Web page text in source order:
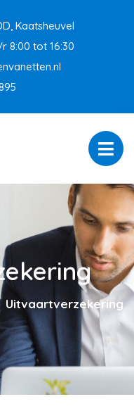
Kaatsheuvel
8:00 tot 16:30
Uitvaartverzekering